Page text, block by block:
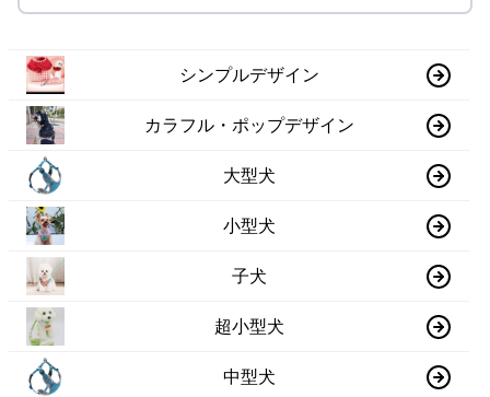
シンプルデザイン
カラフル・ポップデザイン
大型犬
小型犬
子犬
超小型犬
中型犬